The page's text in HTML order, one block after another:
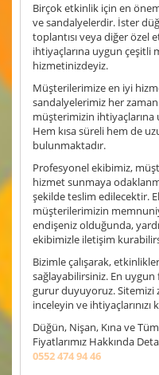
Birçok etkinlik için en
ve sandalyelerdir. İster
toplantısı veya diğer
ihtiyaçlarına uygun çeşitli
hizmetinizdeyiz.
Müşterilerimize en iyi
sandalyelerimiz her zaman
müşterimizin
Hem kısa süreli hem de
bulunmaktadır.
Profesyonel ekibimiz,
hizmet sunmaya
şekilde teslim edilecektir.
müşterilerimizin
endişeniz olduğunda,
ekibimizle iletişim
Bizimle çalışarak,
sağlayabilirsiniz. En
gurur duyuyoruz. Sitemizi
inceleyin ve ihtiyaçlarınızı
Düğün, Nişan, Kına ve
Fiyatlarımız Hakkında
0552 474 94 46